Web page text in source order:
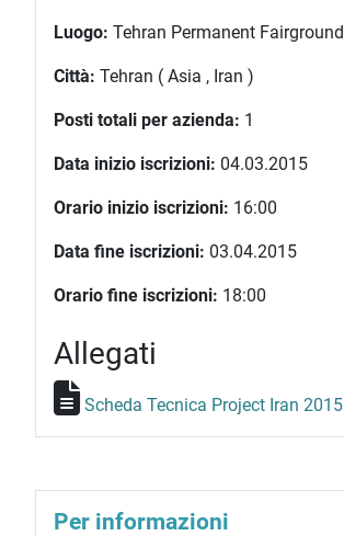
Luogo: Tehran Permanent Fairground
Città: Tehran ( Asia , Iran )
Posti totali per azienda: 1
Data inizio iscrizioni: 04.03.2015
Orario inizio iscrizioni: 16:00
Data fine iscrizioni: 03.04.2015
Orario fine iscrizioni: 18:00
Allegati
Scheda Tecnica Project Iran 2015
Per informazioni